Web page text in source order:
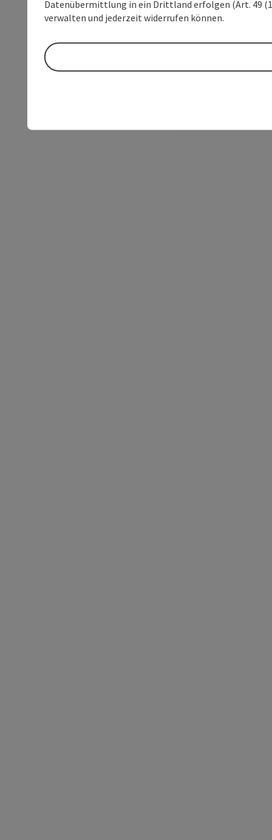
Datenübermittlung in ein Drittland erfolgen (Art. 49
verwalten und jederzeit widerrufen können.